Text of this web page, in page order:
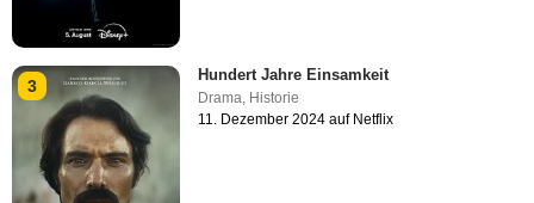
3
Hundert Jahre Einsamkeit
Drama, Historie
11. Dezember 2024 auf Netflix